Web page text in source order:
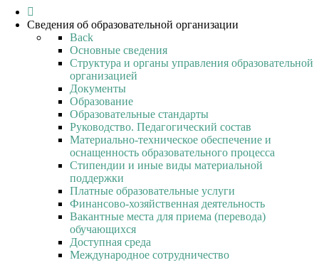
Сведения об образовательной организации
Back
Основные сведения
Структура и органы управления образовательной
организацией
Документы
Образование
Образовательные стандарты
Руководство. Педагогический состав
Материально-техническое обеспечение и
оснащенность образовательного процесса
Стипендии и иные виды материальной
поддержки
Платные образовательные услуги
Финансово-хозяйственная деятельность
Вакантные места для приема (перевода)
обучающихся
Доступная среда
Международное сотрудничество